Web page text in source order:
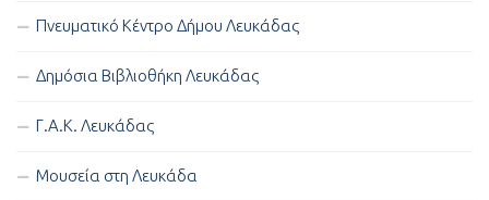
Πνευματικό Κέντρο Δήμου Λευκάδας
Δημόσια Βιβλιοθήκη Λευκάδας
Γ.Α.Κ. Λευκάδας
Μουσεία στη Λευκάδα